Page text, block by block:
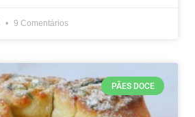
9 Comentários
PÃES DOCE